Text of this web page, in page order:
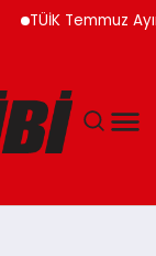
Temmuz Ayında